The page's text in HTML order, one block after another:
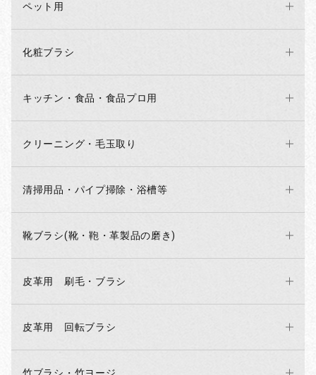
ペット用
化粧ブラシ
キッチン・食品・食品プロ用
クリーニング・毛玉取り
清掃用品・パイプ掃除・浴槽等
靴ブラシ(靴・鞄・革製品の磨き)
皮革用 刷毛・ブラシ
皮革用 回転ブラシ
お買い物を続ける